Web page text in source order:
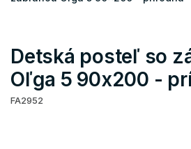
Detská posteľ so
Oľga 5 90x200 -
FA2952